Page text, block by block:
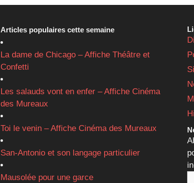
Articles populaires cette semaine
La dame de Chicago – Affiche Théâtre et
Confetti
Les salauds vont en enfer – Affiche Cinéma
des Mureaux
Toi le venin – Affiche Cinéma des Mureaux
San-Antonio et son langage particulier
Mausolée pour une garce